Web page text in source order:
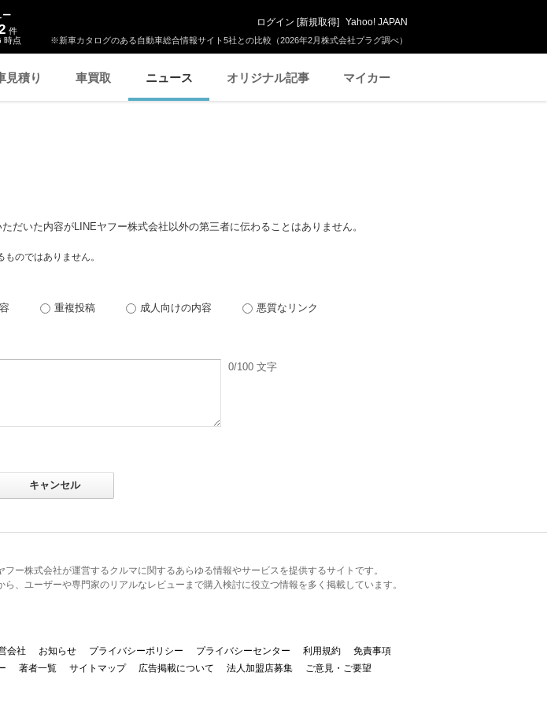
※新車カタログのある自動車総合情報サイト5社との比較（2026年2月株式会社プラグ調べ）
ー
件
時点
ログイン [新規取得] Yahoo! JAPAN
見積り 車買取 ニュース オリジナル記事 マイカー
だいた内容がLINEヤフー株式会社以外の第三者に伝わることはありません。
のではありません。
重複投稿 成人向けの内容
悪質なリンク
0/100 文字
ー株式会社が運営するクルマに関するあらゆる情報やサービスを提供するサイトです。
、ユーザーや専門家のリアルなレビューまで購入検討に役立つ情報を多く掲載しています。
会社 お知らせ プライバシーポリシー プライバシーセンター 利用規約
免責事項
著者一覧 サイトマップ 広告掲載について 法人加盟店募集
ご意見・ご要望